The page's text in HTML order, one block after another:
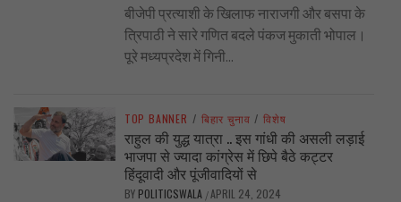
बीजेपी प्रत्याशी के खिलाफ नाराजगी और बसपा के
त्रिपाठी ने सारे गणित बदले पंकज मुकाती भोपाल।
पूरे मध्यप्रदेश में गिनी...
TOP BANNER / बिहार चुनाव / विशेष
राहुल की युद्ध यात्रा .. इस गांधी की असली लड़ाई
भाजपा से ज्यादा कांग्रेस में छिपे बैठे कट्टर
हिंदूवादी और पूंजीवादियों से
BY POLITICSWALA /APRIL 24, 2024